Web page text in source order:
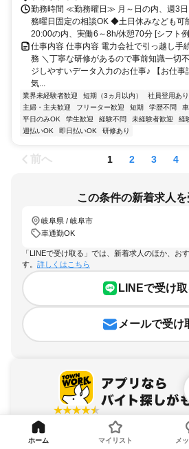
勤務時間 ≪勤務曜日≫ 月～日の内、週3
務曜日固定の相談OK ◆土日休みなども
20:00の内、実働6～8h/休憩70分 [シフト
仕事内容 仕事内容 電力会社で引っ越し手
務 ＼丁寧な研修があるので事前知識一切
ジしやすいデータ入力のお仕事♪ 【お仕
気...
業界未経験者歓迎 短期（3ヵ月以内） 社員登用あり
主婦・主夫歓迎
フリーター歓迎 短期 学歴不問
平日のみOK
学生歓迎 経験不問 未経験者歓迎 経
週払いOK
即日払いOK 研修あり
前へ 1 2 3 4
この条件の新着求人
岐阜県 / 岐阜市
車通勤OK
「LINEで受け取る」では、新着求人のほか、お
す。 詳しくはこちら
LINEで受け
メールで受け
アプリを無料ダウン
ホーム マイリスト メ